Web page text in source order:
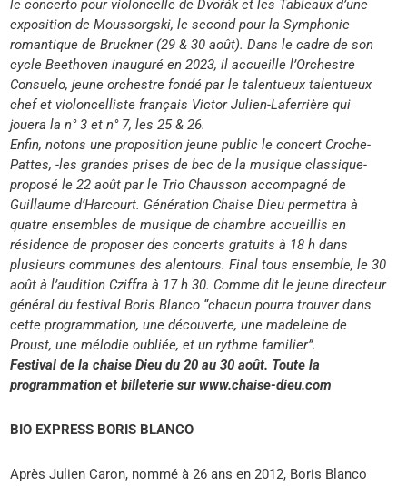
le concerto pour violoncelle de Dvořák et les Tableaux d’une
exposition de Moussorgski, le second pour la Symphonie
romantique de Bruckner (29 & 30 août). Dans le cadre de son
cycle Beethoven inauguré en 2023, il accueille l’Orchestre
Consuelo, jeune orchestre fondé par le talentueux talentueux
chef et violoncelliste français Victor Julien-Laferrière qui
jouera la n° 3 et n° 7, les 25 & 26.
Enfin, notons une proposition jeune public le concert Croche-
Pattes, -les grandes prises de bec de la musique classique-
proposé le 22 août par le Trio Chausson accompagné de
Guillaume d’Harcourt. Génération Chaise Dieu permettra à
quatre ensembles de musique de chambre accueillis en
résidence de proposer des concerts gratuits à 18 h dans
plusieurs communes des alentours. Final tous ensemble, le 30
août à l’audition Cziffra à 17 h 30. Comme dit le jeune directeur
général du festival Boris Blanco “chacun pourra trouver dans
cette programmation, une découverte, une madeleine de
Proust, une mélodie oubliée, et un rythme familier”.
Festival de la chaise Dieu du 20 au 30 août. Toute la
programmation et billeterie sur www.chaise-dieu.com
BIO EXPRESS BORIS BLANCO
Après Julien Caron, nommé à 26 ans en 2012, Boris Blanco